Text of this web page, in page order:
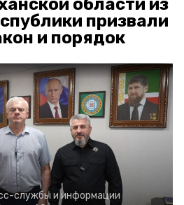
области из
призвали
и порядок
службы и информации